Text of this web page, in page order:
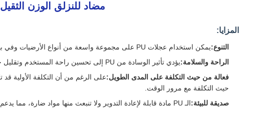
مضاد للنزلق الوزن الثقيل PU عجلات الدوار المقاومة للحرارة - 35 ′′ 80 ′′ C محولات PU 4 "/5"/6"/8" قابلة للقفل
المزايا:
التنوع:يمكن استخدام عجلات PU على مجموعة واسعة من أنواع الأرضيات وفي بيئات مختلفة ، من الداخل إلى الخارج.
الراحة والسلامة:يؤدي تأثير الوسادة من PU إلى تحسين راحة المستخدم وتقليل خطر الإصابة من الاصطدامات المفاجئة.
فعالة من حيث التكلفة على المدى الطويل:
حيث التكلفة مع مرور الوقت.
صديقة للبيئة:الـ PU مادة قابلة لإعادة التدوير ولا تنبعث منها مواد ضارة، مما يدعم ممارسات التصنيع والاستخدام الصديقة للبيئة.